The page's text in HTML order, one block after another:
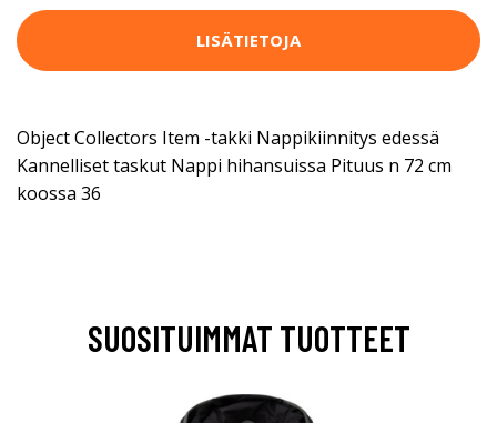
LISÄTIETOJA
Object Collectors Item -takki Nappikiinnitys edessä
Kannelliset taskut Nappi hihansuissa Pituus n 72 cm
koossa 36
SUOSITUIMMAT TUOTTEET